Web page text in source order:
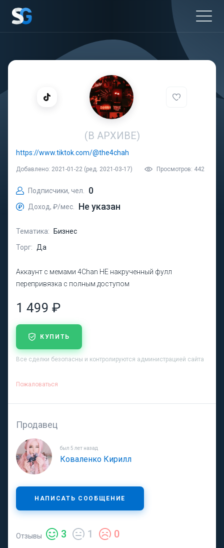
(В АРХИВЕ)
https://www.tiktok.com/@the4chah
Добавлено: 2021-01-22 (ред. 2021-03-17) Просмотров: 442
Подписчики, чел. 0
Доход, ₽/мес. Не указан
Тематика:
Бизнес
Торг:
Да
Аккаунт с мемами 4Chan НЕ накрученный фулл
перепривязка с полным доступом
1 499 ₽
КУПИТЬ
Все сделки безопасны и контролируются администрацией сайта
Пожаловаться
Продавец
был 5 лет назад
Коваленко Кирилл
НАПИСАТЬ СООБЩЕНИЕ
Отзывы 3 1 0